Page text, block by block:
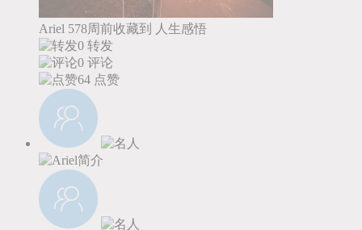
Ariel 578周前收藏到
人生感悟
0 转发
0 评论
64 点赞